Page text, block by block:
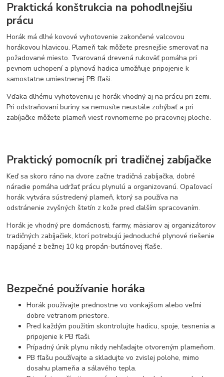
Praktická konštrukcia na pohodlnejšiu
prácu
Horák má dlhé kovové vyhotovenie zakončené valcovou
horákovou hlavicou. Plameň tak môžete presnejšie smerovať na
požadované miesto. Tvarovaná drevená rukoväť pomáha pri
pevnom uchopení a plynová hadica umožňuje pripojenie k
samostatne umiestnenej PB fľaši.
Vďaka dlhému vyhotoveniu je horák vhodný aj na prácu pri zemi.
Pri odstraňovaní buriny sa nemusíte neustále zohýbať a pri
zabíjačke môžete plameň viesť rovnomerne po pracovnej ploche.
Praktický pomocník pri tradičnej zabíjačke
Keď sa skoro ráno na dvore začne tradičná zabíjačka, dobré
náradie pomáha udržať prácu plynulú a organizovanú. Opaľovací
horák vytvára sústredený plameň, ktorý sa používa na
odstránenie zvyšných štetín z kože pred ďalším spracovaním.
Horák je vhodný pre domácnosti, farmy, mäsiarov aj organizátorov
tradičných zabíjačiek, ktorí potrebujú jednoduché plynové riešenie
napájané z bežnej 10 kg propán-butánovej fľaše.
Bezpečné používanie horáka
Horák používajte prednostne vo vonkajšom alebo veľmi
dobre vetranom priestore.
Pred každým použitím skontrolujte hadicu, spoje, tesnenia a
pripojenie k PB fľaši.
Prípadný únik plynu nikdy nehľadajte otvoreným plameňom.
PB fľašu používajte a skladujte vo zvislej polohe, mimo
dosahu plameňa a sálavého tepla.